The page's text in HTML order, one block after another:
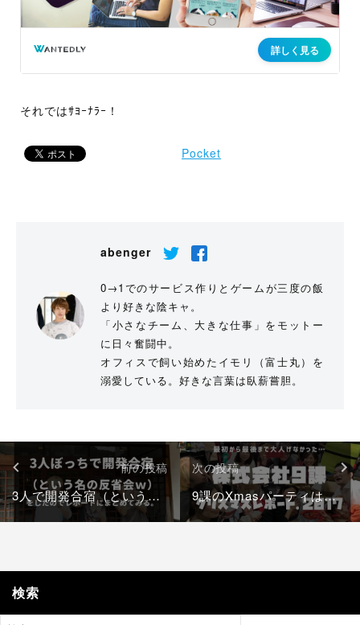
それではｻﾖｰﾅﾗｰ！
Pocket
abenger
0→1でのサービス作りとゲームが三度の飯
より好きな陰キャ。
「小さなチーム、大きな仕事」をモットー
に日々奮闘中。
オフィスで飼い始めたイモリ（富士丸）を
溺愛している。好きな言葉は臥薪嘗胆。
投
稿
ナ
ビ
シ
ョ
ン
前の投稿
3人で開発合宿（という名の反省会ｗ）をしたのでレポートにまとめてみる。
次の投稿
9課のXmasパーティは「大人げ」の欠片もなかった話
検索